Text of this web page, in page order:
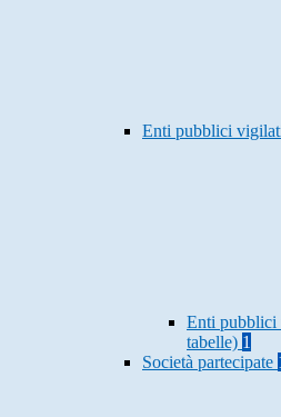
Enti pubblici
Enti pubblici
tabelle) 1
Società partecipate